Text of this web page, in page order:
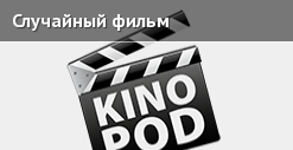
Случайный фильм